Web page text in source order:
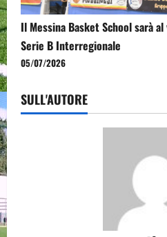
Il Messina Basket School sarà
Serie B Interregionale
05/07/2026
SULL'AUTORE